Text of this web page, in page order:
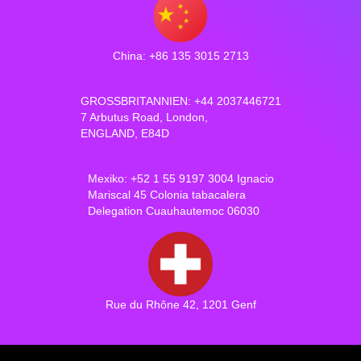
China: +86 135 3015 2713
GROSSBRITANNIEN: +44 2037446721
7 Arbutus Road, London,
ENGLAND, E84D
Mexiko: +52 1 55 9197 3004 Ignacio
Mariscal 45 Colonia tabacalera
Delegation Cuauhautemoc 06030
Rue du Rhône 42, 1201 Genf